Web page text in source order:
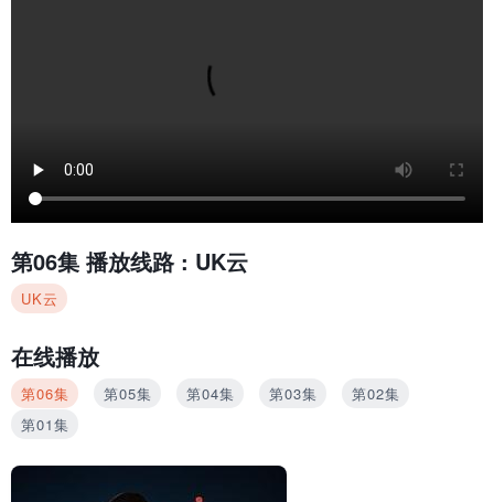
第06集 播放线路 : UK云
UK云
在线播放
第06集 第05集 第04集 第03集
第02集
第01集